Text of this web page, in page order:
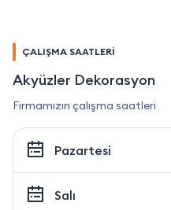
ÇALIŞMA SAATLERİ
Akyüzler Dekorasyon
Firmamızın çalışma saatleri
Pazartesi
Salı